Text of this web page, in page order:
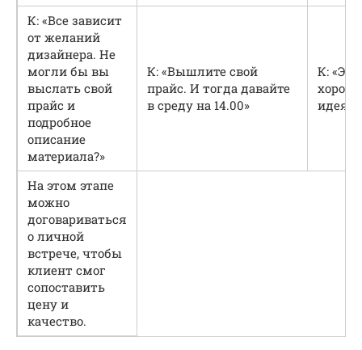
К: «Все зависит
от желаний
дизайнера. Не
могли бы вы
выслать свой
прайс и
подробное
описание
материала?»
К: «Вышлите свой
прайс. И тогда давайте
в среду на 14.00»
К: «Это
идея»
На этом этапе
можно
договариваться
о личной
встрече, чтобы
клиент смог
сопоставить
цену и
качество.